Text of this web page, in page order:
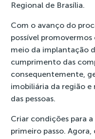
Regional de Brasília.
Com o avanço do
possível
meio da implantação
cumprimento das
consequentemente,
imobiliária da região e
das pessoas.
Criar condições para
primeiro passo.